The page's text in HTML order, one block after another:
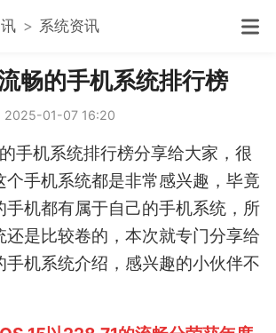
系统资讯
畅的手机系统排行榜
2025-01-07 16:20
手机系统排行榜分享给大家，很
个手机系统都是非常感兴趣，毕竟
手机都有属于自己的手机系统，所
还是比较卷的，本次就专门分享给
手机系统介绍，感兴趣的小伙伴不